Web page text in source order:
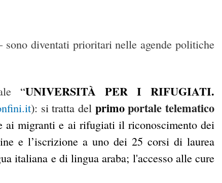
diventati prioritari nelle agende politiche
“UNIVERSITÀ PER I RIFUGIATI.
): si tratta del primoportale telematico
ai migranti e ai rifugiati il riconoscimento dei
e l’iscrizione a uno dei 25 corsi di laurea
italiana e di lingua araba; l'accesso alle cure